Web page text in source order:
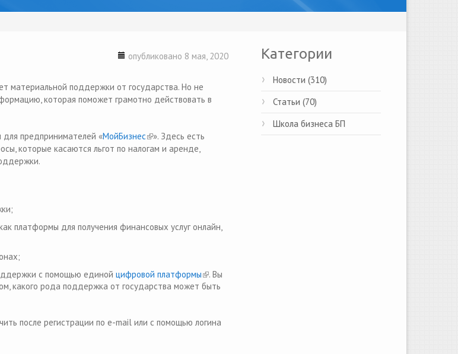
опубликовано 8 мая, 2020
материальной поддержки от государства. Но не
которая поможет грамотно действовать в
для предпринимателей «МойБизнес(link is external)
». Здесь есть
которые касаются льгот по налогам и аренде,
платформы для получения финансовых услуг онлайн,
с помощью единой цифровой платформы(link is
external)
. Вы
какого рода поддержка от государства может быть
после регистрации по e-mail или с помощью логина
Категории
Новости (310)
Статьи (70)
Школа бизнеса БП